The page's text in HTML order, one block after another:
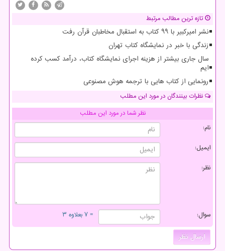
تازه ترین مطالب مرتبط
نشر امیرکبیر با ۹۹ کتاب به استقبال مخاطبان قرآن رفت
زندگی با خبر در نمایشگاه کتاب تهران
سال جاری بیشتر از هزینه اجرای نمایشگاه کتاب، درآمد کسب کرده
ایم
رونمایی از کتاب هایی با ترجمه هوش مصنوعی
نظرات بینندگان در مورد این مطلب
نظر شما در مورد این مطلب
نام:
ایمیل:
نظر:
سوال: = ۷ بعلاوه ۳